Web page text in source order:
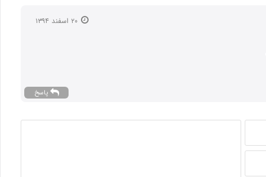
پاسخ